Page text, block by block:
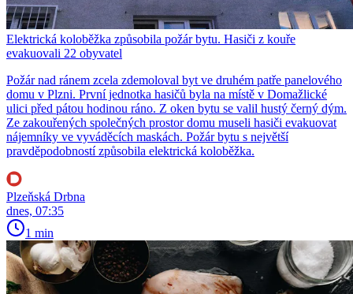
Elektrická koloběžka způsobila požár bytu. Hasiči z kouře
evakuovali 22 obyvatel
Požár nad ránem zcela zdemoloval byt ve druhém patře panelového
domu v Plzni. První jednotka hasičů byla na místě v Domažlické
ulici před pátou hodinou ráno. Z oken bytu se valil hustý černý dým.
Ze zakouřených společných prostor domu museli hasiči evakuovat
nájemníky ve vyváděcích maskách. Požár bytu s největší
pravděpodobností způsobila elektrická koloběžka.
Plzeňská Drbna
dnes, 07:35
1 min